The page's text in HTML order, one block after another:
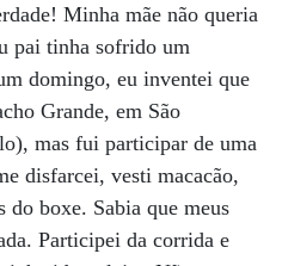
Minha mãe não queria
pai tinha sofrido um
domingo, eu inventei que
Grande, em São
mas fui participar de uma
disfarcei, vesti macacão,
do boxe. Sabia que meus
Participei da corrida e